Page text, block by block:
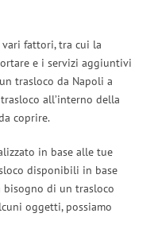
fattori, tra cui la
e i servizi aggiuntivi
trasloco da Napoli a
all’interno della
coprire.
in base alle tue
disponibili in base
bisogno di un trasloco
oggetti, possiamo